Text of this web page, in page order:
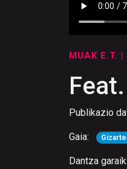
MUAK E.T. |
Publikazio
Gaia:
Dantza